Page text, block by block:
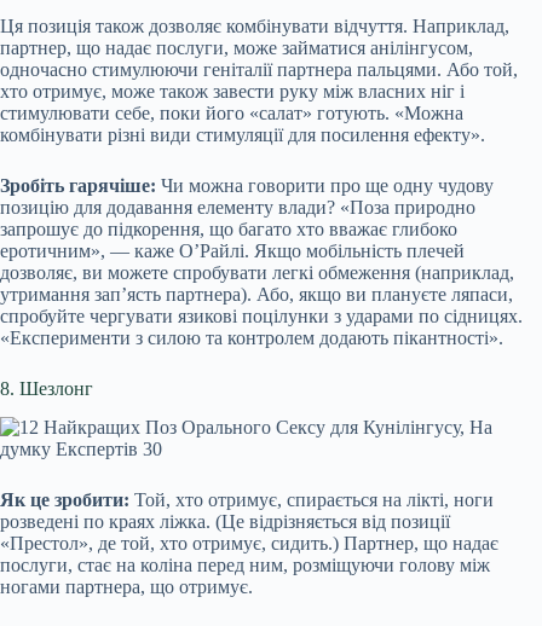
Ця позиція також дозволяє комбінувати відчуття. Наприклад,
партнер, що надає послуги, може займатися анілінгусом,
одночасно стимулюючи геніталії партнера пальцями. Або той,
хто отримує, може також завести руку між власних ніг і
стимулювати себе, поки його «салат» готують. «Можна
комбінувати різні види стимуляції для посилення ефекту».
Зробіть гарячіше: Чи можна говорити про ще одну чудову
позицію для додавання елементу влади? «Поза природно
запрошує до підкорення, що багато хто вважає глибоко
еротичним», — каже О’Райлі. Якщо мобільність плечей
дозволяє, ви можете спробувати легкі обмеження (наприклад,
утримання зап’ясть партнера). Або, якщо ви плануєте ляпаси,
спробуйте чергувати язикові поцілунки з ударами по сідницях.
«Експерименти з силою та контролем додають пікантності».
8. Шезлонг
Як це зробити: Той, хто отримує, спирається на лікті, ноги
розведені по краях ліжка. (Це відрізняється від позиції
«Престол», де той, хто отримує, сидить.) Партнер, що надає
послуги, стає на коліна перед ним, розміщуючи голову між
ногами партнера, що отримує.